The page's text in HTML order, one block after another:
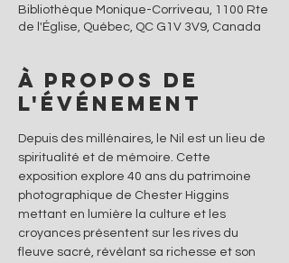
Bibliothèque Monique-Corriveau, 1100 Rte
de l'Église, Québec, QC G1V 3V9, Canada
À propos de
l'événement
Depuis des millénaires, le Nil est un lieu de
spiritualité et de mémoire. Cette
exposition explore 40 ans du patrimoine
photographique de Chester Higgins
mettant en lumière la culture et les
croyances présentent sur les rives du
fleuve sacré, révélant sa richesse et son